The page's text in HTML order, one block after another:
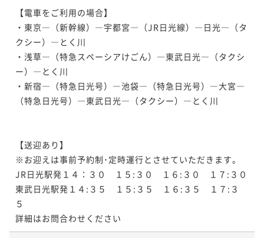
【電車をご利用の場合】
・東京―（新幹線）―宇都宮―（JR日光線）―日光―（タ
クシー）―とく川
・浅草―（特急スペーシアけごん）―東武日光―（タクシ
ー）―とく川
・新宿―（特急日光号）―池袋―（特急日光号）―大宮―
（特急日光号）―東武日光―（タクシー）―とく川
【送迎あり】
※お迎えは事前予約制･定時運行とさせていただきます。
JR日光駅発１４：３０　１５:３０　１６:３０　１７:３０
東武日光駅発１４:３５　１５:３５　１６:３５　１７:３
５
詳細はお問合わせください